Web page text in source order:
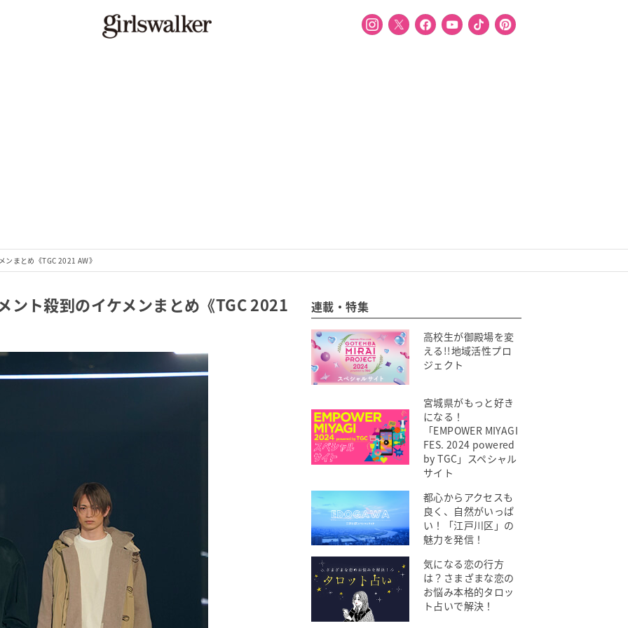
まとめ《TGC 2021 AW》
ント殺到のイケメンまとめ《TGC 2021 連載・特集
高校生が御殿場を変
える!!地域活性プロ
ジェクト
宮城県がもっと好き
になる！
「EMPOWER MIYAGI
FES. 2024 powered
by TGC」スペシャル
サイト
都心からアクセスも
良く、自然がいっぱ
い！「江戸川区」の
魅力を発信！
気になる恋の行方
は？さまざまな恋の
お悩み本格的タロッ
ト占いで解決！